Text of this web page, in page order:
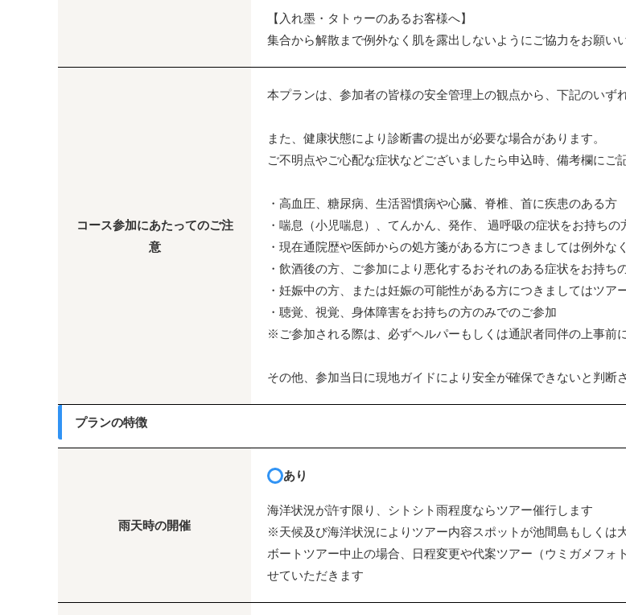
【入れ墨・タトゥーのあるお客様へ】
集合から解散まで例外なく肌を露出しないようにご協力をお願い
コース参加にあたってのご注
意
本プランは、参加者の皆様の安全管理上の観点から、下記のいず
また、健康状態により診断書の提出が必要な場合があります。
ご不明点やご心配な症状などございましたら申込時、備考欄にご
・高血圧、糖尿病、生活習慣病や心臓、脊椎、首に疾患のある方
・喘息（小児喘息）、てんかん、発作、 過呼吸の症状をお持ちの
・現在通院歴や医師からの処方箋がある方につきましては例外な
・飲酒後の方、ご参加により悪化するおそれのある症状をお持ち
・妊娠中の方、または妊娠の可能性がある方につきましてはツア
・聴覚、視覚、身体障害をお持ちの方のみでのご参加
※ご参加される際は、必ずヘルパーもしくは通訳者同伴の上事前
その他、参加当日に現地ガイドにより安全が確保できないと判断
プランの特徴
雨天時の開催
あり
海洋状況が許す限り、シトシト雨程度ならツアー催行します
※天候及び海洋状況によりツアー内容スポットが池間島もしくは
ボートツアー中止の場合、日程変更や代案ツアー（ウミガメフ
せていただきます